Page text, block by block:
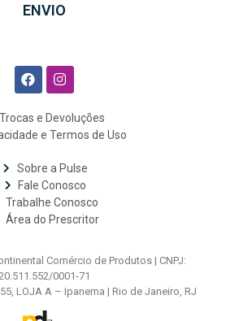
Sobre a Pulse
Fale Conosco
Trabalhe Conosco
Área do Prescritor
Trocas e Devoluções
e Termos de Uso
ENVIO
Comércio de Produtos | CNPJ:
0001-71
LOJA A – Ipanema | Rio de Janeiro, RJ